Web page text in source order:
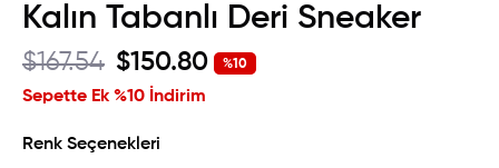
Kalın Tabanlı Deri Sneaker
$167.54 $150.80
Sepette Ek %10 İndirim
%10
Renk Seçenekleri